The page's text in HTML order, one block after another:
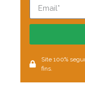
Site 100%
fins.